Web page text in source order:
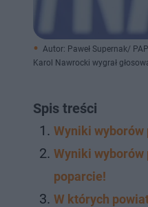
Autor: Paweł Supernak/ PAP
Karol Nawrocki wygrał
Spis treści
Wyniki wyborów
Wyniki wyborów
poparcie!
W których